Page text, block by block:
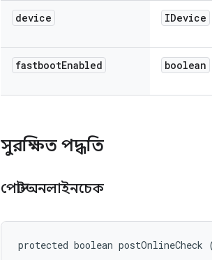
device IDevice
fastbootEnabled boolean
সুরক্ষিত পদ্ধতি
পোস্টঅনলাইনচেক
protected boolean